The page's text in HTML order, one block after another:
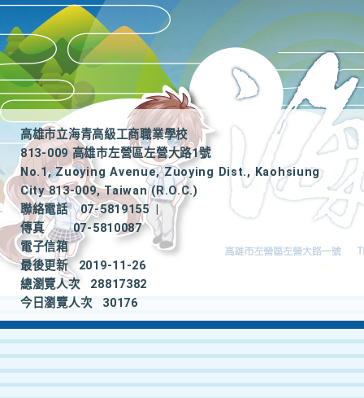
高雄市立海青高級工商職業學校
813-009 高雄市左營區左營大路1號
No.1, Zuoying Avenue, Zuoying Dist., Kaohsiung
City 813-009, Taiwan (R.O.C.)
聯絡電話
07-5819155
|
傳真
07-5810087
電子信箱
最後更新
2019-11-26
總瀏覽人次
28817382
今日瀏覽人次
30176